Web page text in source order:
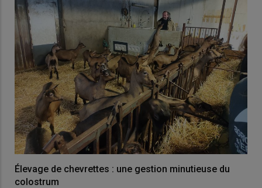
Élevage de chevrettes : une gestion minutieuse du
colostrum